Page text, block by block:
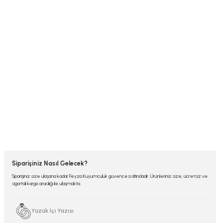
Siparişiniz Nasıl Gelecek?
Siparişiniz size ulaşana kadar Feyza Kuyumculuk güvencesi altındadır. Ürünleriniz size, ücretsiz ve
sigortalı kargo aracılığı ile ulaşmakta.
Yüzük İçi Yazısı